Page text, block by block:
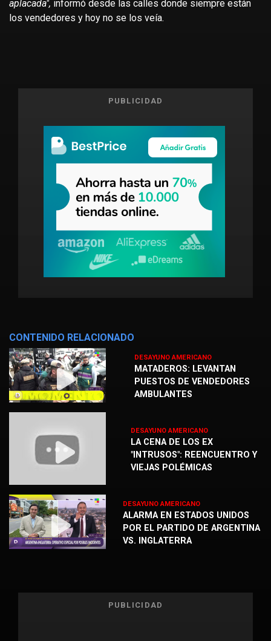
aplacada", informó desde las calles donde siempre están
los vendedores y hoy no se los veía.
PUBLICIDAD
CONTENIDO RELACIONADO
DESAYUNO AMERICANO
MATADEROS: LEVANTAN
PUESTOS DE VENDEDORES
AMBULANTES
DESAYUNO AMERICANO
LA CENA DE LOS EX
"INTRUSOS": REENCUENTRO Y
VIEJAS POLÉMICAS
DESAYUNO AMERICANO
ALARMA EN ESTADOS UNIDOS
POR EL PARTIDO DE ARGENTINA
VS. INGLATERRA
PUBLICIDAD